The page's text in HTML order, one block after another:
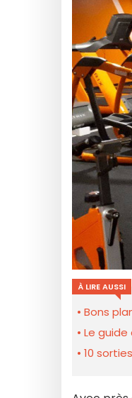
À LIRE AUSSI
Bons
Le
10